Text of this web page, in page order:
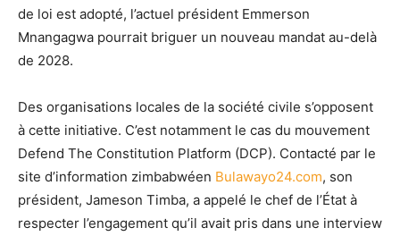
de loi est adopté, l’actuel président Emmerson
Mnangagwa pourrait briguer un nouveau mandat au-delà
de 2028.
Des organisations locales de la société civile s’opposent
à cette initiative. C’est notamment le cas du mouvement
Defend The Constitution Platform (DCP). Contacté par le
site d’information zimbabwéen Bulawayo24.com, son
président, Jameson Timba, a appelé le chef de l’État à
respecter l’engagement qu’il avait pris dans une interview